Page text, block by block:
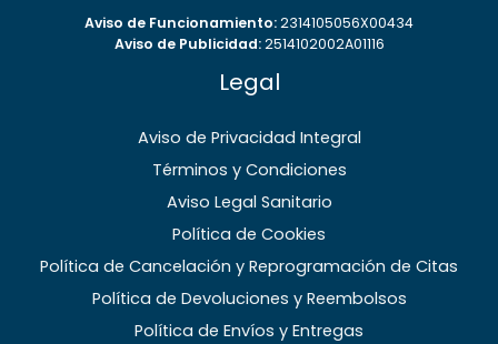
Aviso de Funcionamiento:2314105056X00434
Aviso de Publicidad:2514102002A01116
Legal
Aviso de Privacidad Integral
Términos y Condiciones
Aviso Legal Sanitario
Política de Cookies
Política de Cancelación y Reprogramación de Citas
Política de Devoluciones y Reembolsos
Política de Envíos y Entregas